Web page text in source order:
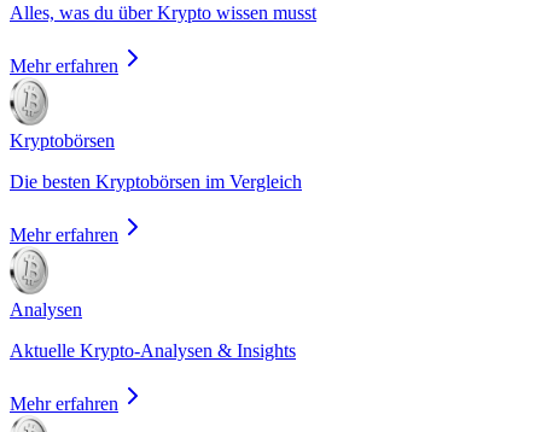
Alles, was du über Krypto wissen musst
Mehr erfahren
Kryptobörsen
Die besten Kryptobörsen im Vergleich
Mehr erfahren
Analysen
Aktuelle Krypto-Analysen & Insights
Mehr erfahren